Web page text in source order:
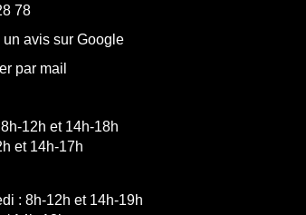
78
un avis sur Google
par mail
12h et 14h-18h
et 14h-17h
: 8h-12h et 14h-19h